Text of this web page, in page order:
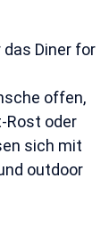
Diner for
offen,
Rost oder
sich mit
outdoor